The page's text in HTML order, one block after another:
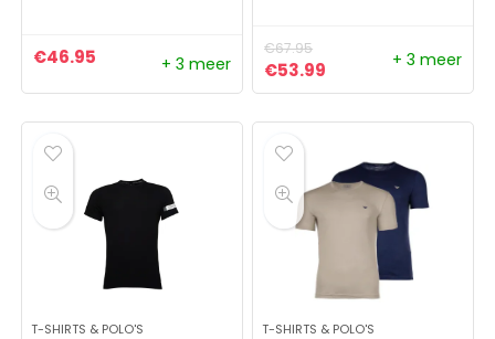
€46.95 + 3 meer
€67.95
Oorspronkelijke prijs was:
€53.99 Huidige prijs is:
+ 3 meer
T-SHIRTS & POLO'S T-SHIRTS & POLO'S